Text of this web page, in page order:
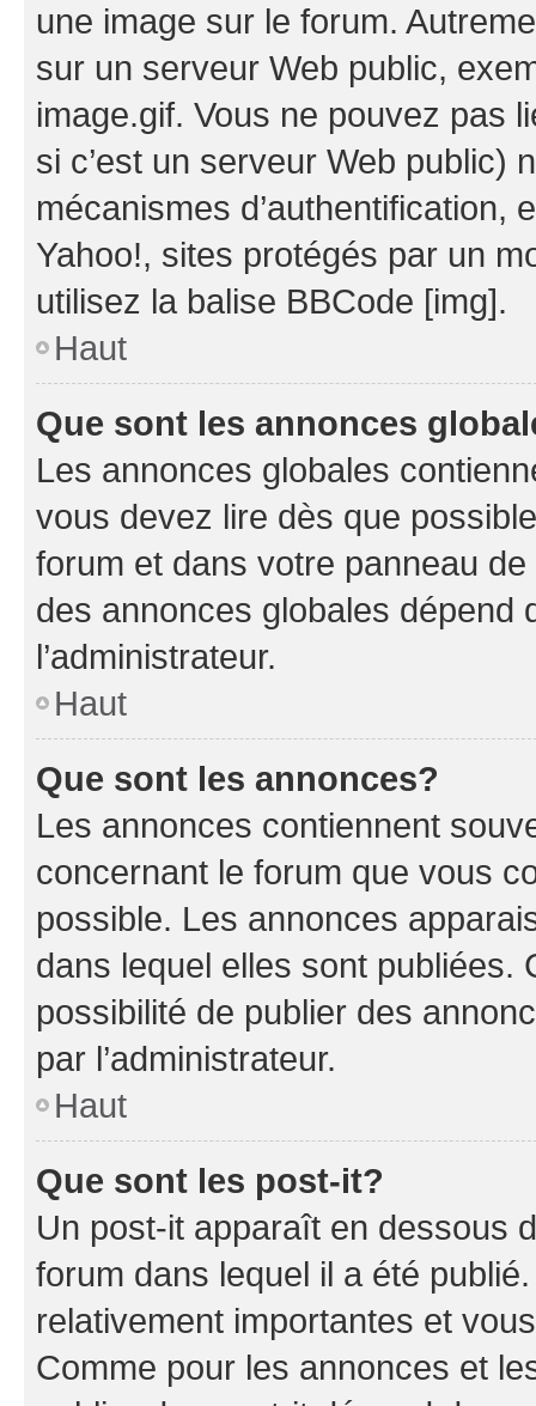
une image sur le forum.
sur un serveur Web public,
image.gif. Vous ne pouvez pas
si c’est un serveur Web public)
mécanismes d’authentification,
Yahoo!, sites protégés par un
utilisez la balise BBCode [img].
Haut
Que sont les annonces
Les annonces globales
vous devez lire dès que
forum et dans votre panneau
des annonces globales dépend
l’administrateur.
Haut
Que sont les annonces?
Les annonces contiennent
concernant le forum que vous
possible. Les annonces
dans lequel elles sont publiées.
possibilité de publier des
par l’administrateur.
Haut
Que sont les post-it?
Un post-it apparaît en dessous
forum dans lequel il a été
relativement importantes et
Comme pour les annonces et